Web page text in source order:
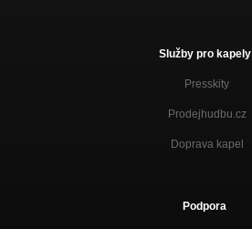
Služby pro kapely
Presskity
Prodejhudbu.cz
Doprava kapel
Podpora